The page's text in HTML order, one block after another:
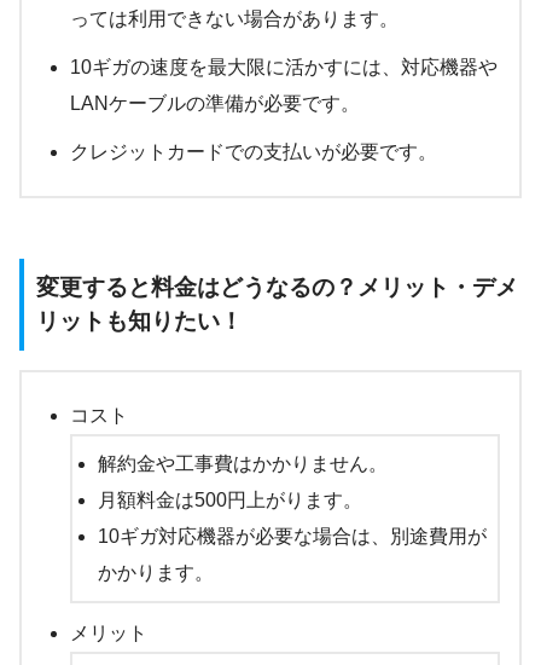
っては利用できない場合があります。
10ギガの速度を最大限に活かすには、対応機器や
LANケーブルの準備が必要です。
クレジットカードでの支払いが必要です。
変更すると料金はどうなるの？メリット・デメ
リットも知りたい！
コスト
解約金や工事費はかかりません。
月額料金は500円上がります。
10ギガ対応機器が必要な場合は、別途費用が
かかります。
メリット